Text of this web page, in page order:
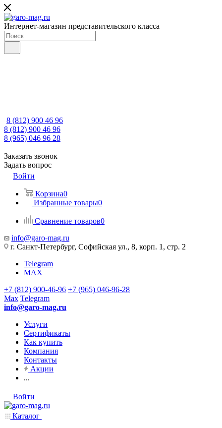
Интернет-магазин представительского класса
8 (812) 900 46 96
8 (812) 900 46 96
8 (965) 046 96 28
Заказать звонок
Задать вопрос
Войти
Корзина0
Избранные товары0
Сравнение товаров0
info@garo-mag.ru
г. Санкт-Петербург, Софийская ул., 8, корп. 1, стр. 2
Telegram
MAX
+7 (812) 900-46-96 +7 (965) 046-96-28
Max Telegram
info@garo-mag.ru
Услуги
Сертификаты
Как купить
Компания
Контакты
Акции
...
Войти
Каталог